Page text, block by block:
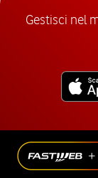
Gestisci nel